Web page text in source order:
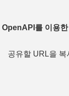
OpenAPI를 이용
공유할 URL을